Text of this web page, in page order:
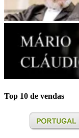
Top 10 de vendas